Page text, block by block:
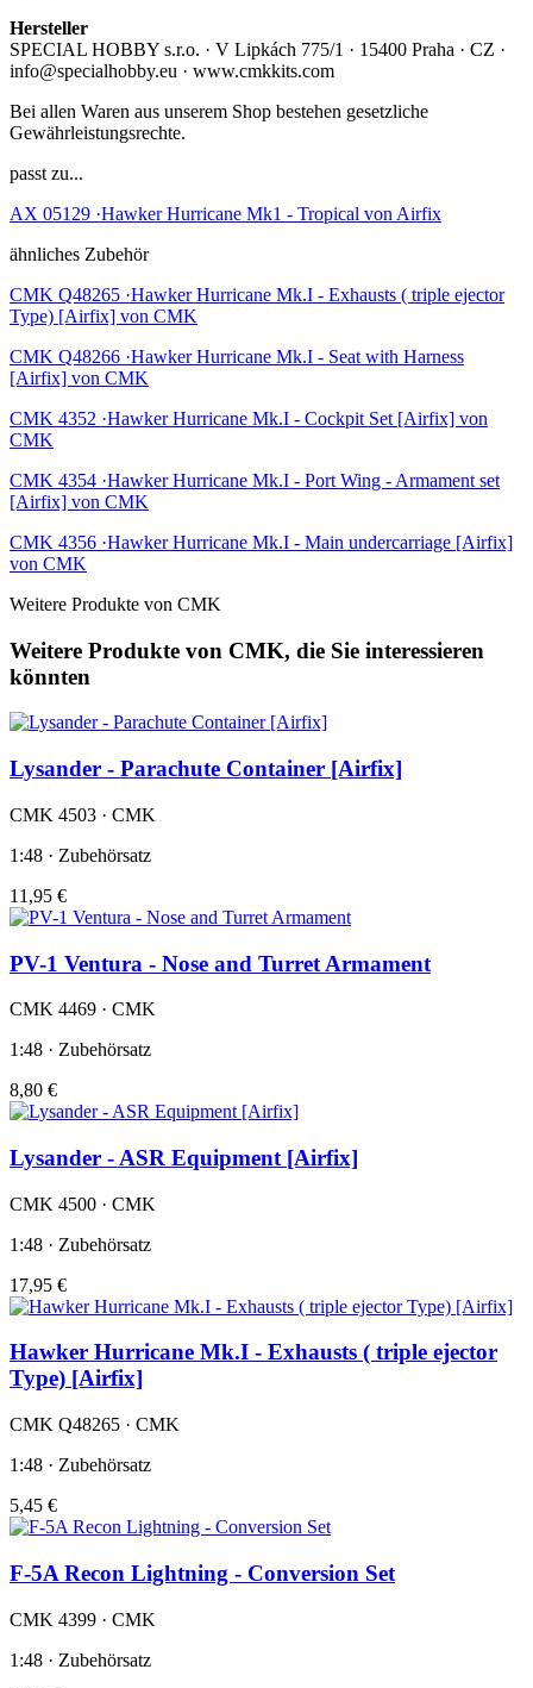
Hersteller
SPECIAL HOBBY s.r.o. · V Lipkách 775/1 · 15400 Praha · CZ ·
info@specialhobby.eu · www.cmkkits.com
Bei allen Waren aus unserem Shop bestehen gesetzliche
Gewährleistungsrechte.
passt zu...
AX 05129 ·Hawker Hurricane Mk1 - Tropical von Airfix
ähnliches Zubehör
CMK Q48265 ·Hawker Hurricane Mk.I - Exhausts ( triple ejector
Type) [Airfix] von CMK
CMK Q48266 ·Hawker Hurricane Mk.I - Seat with Harness
[Airfix] von CMK
CMK 4352 ·Hawker Hurricane Mk.I - Cockpit Set [Airfix] von
CMK
CMK 4354 ·Hawker Hurricane Mk.I - Port Wing - Armament set
[Airfix] von CMK
CMK 4356 ·Hawker Hurricane Mk.I - Main undercarriage [Airfix]
von CMK
Weitere Produkte von CMK
Weitere Produkte von CMK, die Sie interessieren
könnten
Lysander - Parachute Container [Airfix]
CMK 4503 · CMK
1:48 · Zubehörsatz
11,95 €
PV-1 Ventura - Nose and Turret Armament
CMK 4469 · CMK
1:48 · Zubehörsatz
8,80 €
Lysander - ASR Equipment [Airfix]
CMK 4500 · CMK
1:48 · Zubehörsatz
17,95 €
Hawker Hurricane Mk.I - Exhausts ( triple ejector
Type) [Airfix]
CMK Q48265 · CMK
1:48 · Zubehörsatz
5,45 €
F-5A Recon Lightning - Conversion Set
CMK 4399 · CMK
1:48 · Zubehörsatz